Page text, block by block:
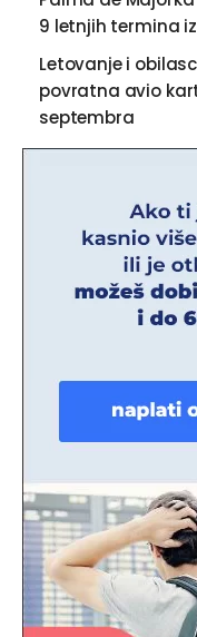
9 letnjih termina
Letovanje i
povratna avio
septembra